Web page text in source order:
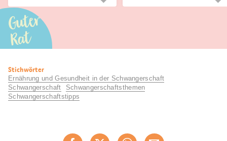
Guter
Rat
Nützliche
Informationen
Stichwörter
Ernährung und Gesundheit in der Schwangerschaft
Schwangerschaft
Schwangerschaftsthemen
Schwangerschaftstipps